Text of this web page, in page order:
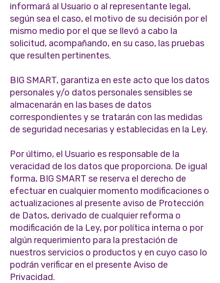
informará al Usuario o al representante legal,
según sea el caso, el motivo de su decisión por el
mismo medio por el que se llevó a cabo la
solicitud, acompañando, en su caso, las pruebas
que resulten pertinentes.
BIG SMART, garantiza en este acto que los datos
personales y/o datos personales sensibles se
almacenarán en las bases de datos
correspondientes y se tratarán con las medidas
de seguridad necesarias y establecidas en la Ley.
Por último, el Usuario es responsable de la
veracidad de los datos que proporciona. De igual
forma, BIG SMART se reserva el derecho de
efectuar en cualquier momento modificaciones o
actualizaciones al presente aviso de Protección
de Datos, derivado de cualquier reforma o
modificación de la Ley, por política interna o por
algún requerimiento para la prestación de
nuestros servicios o productos y en cuyo caso lo
podrán verificar en el presente Aviso de
Privacidad.